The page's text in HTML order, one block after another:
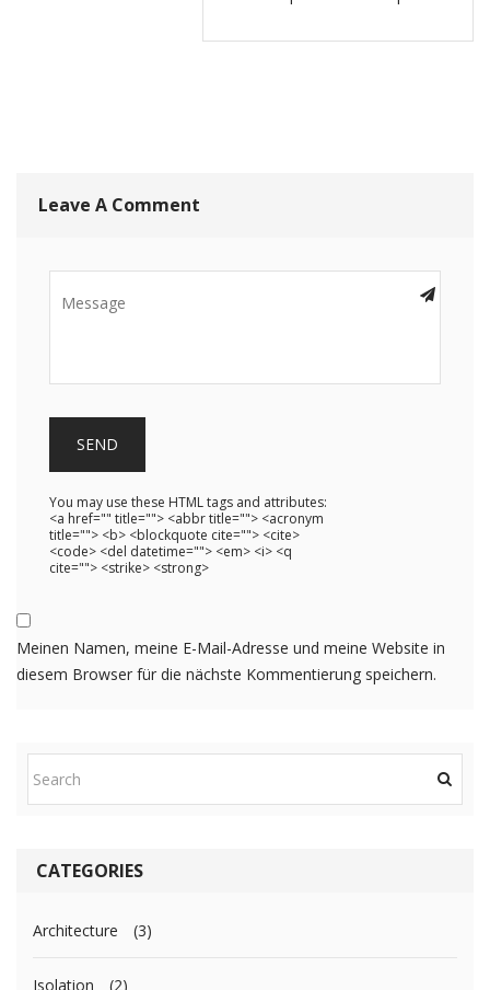
Leave A Comment
SEND
You may use these HTML tags and attributes:
<a href="" title=""> <abbr title=""> <acronym
title=""> <b> <blockquote cite=""> <cite>
<code> <del datetime=""> <em> <i> <q
cite=""> <strike> <strong>
Meinen Namen, meine E-Mail-Adresse und meine Website in
diesem Browser für die nächste Kommentierung speichern.
CATEGORIES
Architecture (3)
Isolation (2)